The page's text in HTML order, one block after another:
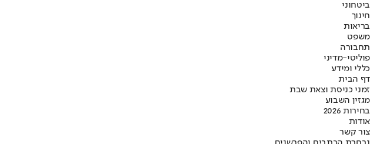
ביטחוני
חינוך
בריאות
משפט
תחבורה
פוליטי-מדיני
כללי ומידע
דף הבית
זמני כניסת וצאת שבת
מגזין השבוע
בחירות 2026
אודות
צור קשר